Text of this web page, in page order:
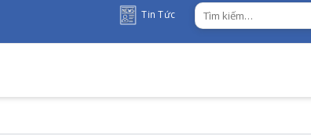
Tin Tức
Tìm
kiếm: